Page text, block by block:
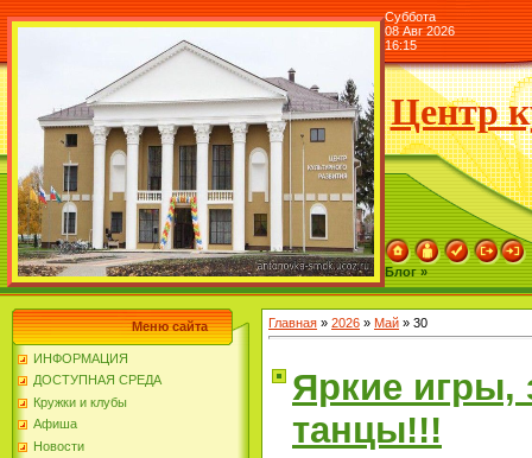
Суббота
08 Авг 2026
16:15
Центр
Блог »
Меню сайта
ИНФОРМАЦИЯ
ДОСТУПНАЯ СРЕДА
Кружки и клубы
Афиша
Новости
Главная » 2026 » Май » 30
Яркие игры,
танцы!!!